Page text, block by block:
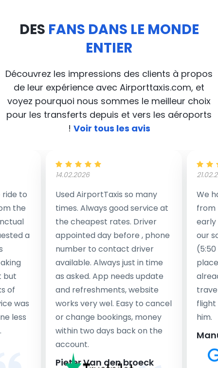
DES FANS DANS LE MONDE
ENTIER
Découvrez les impressions des clients à propos
de leur expérience avec Airporttaxis.com, et
voyez pourquoi nous sommes le meilleur choix
pour les transferts depuis et vers les aéroports
! Voir tous les avis
to
the
a
but
of
was
less
14.02.2026
Used AirportTaxis so many
times. Always good service at
the cheapest rates. Driver
appointed day before , phone
number to contact driver
available. Always just in time
as asked. App needs update
and refreshments, website
works very wel. Easy to cancel
or change bookings, money
within two days back on the
account.
Pieter Van den broeck
We
from
early
our
flight
him.